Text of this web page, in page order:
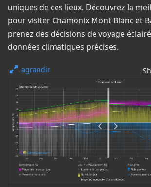
uniques de ces lieux. Découvrez la
pour visiter Chamonix Mont-Blanc et
prenez des décisions de voyage
données climatiques précises.
agrandir